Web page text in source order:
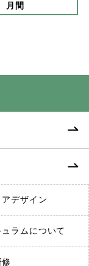
月間
アデザイン
ュラムについて